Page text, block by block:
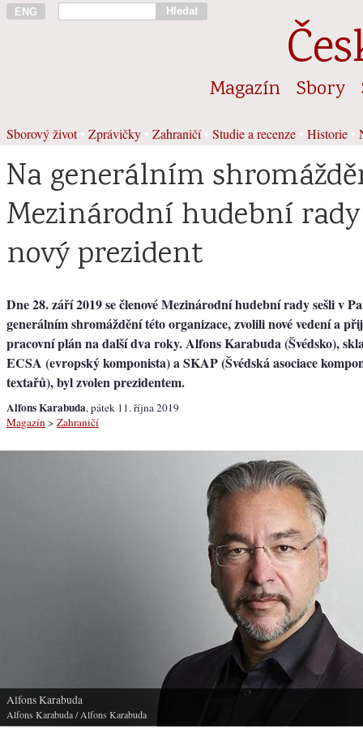
ENG Hledat
Magazín Sbory
Sborový život• Zprávičky Zahraničí• Studie a recenze Historie
Na generálním
Mezinárodní hudební
nový prezident
Dne 28. září 2019 se členové Mezinárodní hudební rady sešli v
generálním shromáždění této organizace, zvolili nové vedení a
pracovní plán na další dva roky. Alfons Karabuda (Švédsko),
ECSA (evropský komponista) a SKAP (Švédská asociace
textařů), byl zvolen prezidentem.
Alfons Karabuda, pátek 11. října 2019
Magazín > Zahraničí
Alfons Karabuda
Alfons Karabuda/ Alfons Karabuda